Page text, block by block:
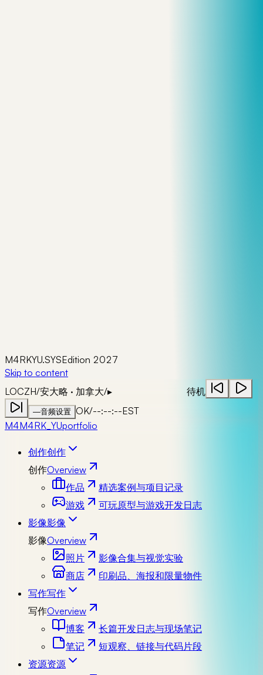
M4RKYU.SYSEdition 2027
Skip to content
LOCZH/安大略 · 加拿大/▸ 待机
—音频设置 OK/--:--:--EST
M4M4RK_YUportfolio
创作创作
创作Overview
作品
精选案例与项目记录
游戏
可玩原型与游戏开发日志
影像影像
影像Overview
照片
影像合集与视觉实验
商店
印刷品、海报和限量物件
写作写作
写作Overview
博客
长篇开发日志与现场笔记
笔记
短观察、链接与代码片段
资源资源